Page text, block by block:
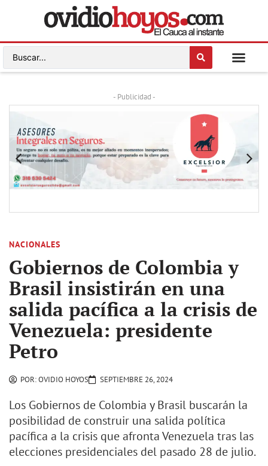
- Publicidad -
NACIONALES
Gobiernos de Colombia y
Brasil insistirán en una
salida pacífica a la crisis de
Venezuela: presidente
Petro
POR:OVIDIO HOYOS SEPTIEMBRE 26, 2024
Los Gobiernos de Colombia y Brasil buscarán la
posibilidad de construir una salida política
pacífica a la crisis que afronta Venezuela tras las
elecciones presidenciales del pasado 28 de julio.